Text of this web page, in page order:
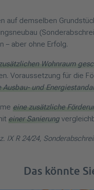
demselben
– aber ohne Erfolg.
Wohnraum
Voraussetzung für die
Ausbau- und
eine zusätzliche
einer Sanierung
IX R 24/24,
Das könnte